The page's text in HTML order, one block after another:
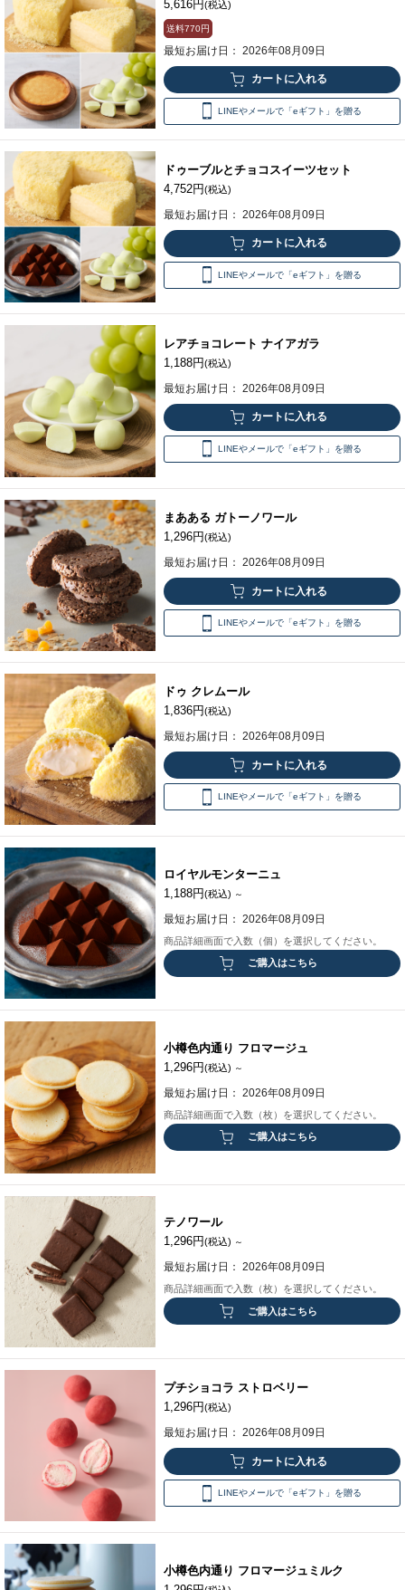
5,616円(税込)
送料770円
最短お届け日： 2026年08月09日
LINEやメールで「eギフト」を贈る
ドゥーブルとチョコスイーツセット
4,752円(税込)
最短お届け日： 2026年08月09日
LINEやメールで「eギフト」を贈る
レアチョコレート ナイアガラ
1,188円(税込)
最短お届け日： 2026年08月09日
LINEやメールで「eギフト」を贈る
まあある ガトーノワール
1,296円(税込)
最短お届け日： 2026年08月09日
LINEやメールで「eギフト」を贈る
ドゥ クレムール
1,836円(税込)
最短お届け日： 2026年08月09日
LINEやメールで「eギフト」を贈る
ロイヤルモンターニュ
1,188円(税込) ～
最短お届け日： 2026年08月09日
商品詳細画面で入数（個）を選択してください。
ご購入はこちら
小樽色内通り フロマージュ
1,296円(税込) ～
最短お届け日： 2026年08月09日
商品詳細画面で入数（枚）を選択してください。
ご購入はこちら
テノワール
1,296円(税込) ～
最短お届け日： 2026年08月09日
商品詳細画面で入数（枚）を選択してください。
ご購入はこちら
プチショコラ ストロベリー
1,296円(税込)
最短お届け日： 2026年08月09日
LINEやメールで「eギフト」を贈る
小樽色内通り フロマージュミルク